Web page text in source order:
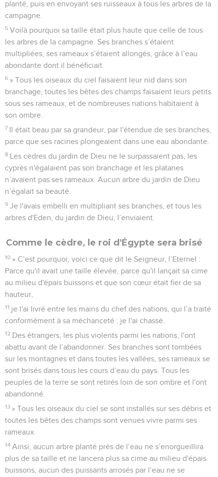
planté, puis en envoyant ses ruisseaux à tous les arbres de la
campagne.
5 Voilà pourquoi sa taille était plus haute que celle de tous
les arbres de la campagne. Ses branches s’étaient
multipliées, ses rameaux s’étaient allongés, grâce à l’eau
abondante dont il bénéficiait.
6 » Tous les oiseaux du ciel faisaient leur nid dans son
branchage, toutes les bêtes des champs faisaient leurs petits
sous ses rameaux, et de nombreuses nations habitaient à
son ombre.
7 Il était beau par sa grandeur, par l'étendue de ses branches,
parce que ses racines plongeaient dans une eau abondante.
8 Les cèdres du jardin de Dieu ne le surpassaient pas, les
cyprès n'égalaient pas son branchage et les platanes
n’avaient pas ses rameaux. Aucun arbre du jardin de Dieu
n’égalait sa beauté.
9 Je l'avais embelli en multipliant ses branches, et tous les
arbres d'Eden, du jardin de Dieu, l’enviaient.
Comme le cèdre, le roi d'Égypte sera brisé
10 » C’est pourquoi, voici ce que dit le Seigneur, l’Eternel :
Parce qu'il avait une taille élevée, parce qu'il lançait sa cime
au milieu d'épais buissons et que son cœur était fier de sa
hauteur,
11 je l'ai livré entre les mains du chef des nations, qui l’a traité
conformément à sa méchanceté : je l'ai chassé.
12 Des étrangers, les plus violents parmi les nations, l'ont
abattu avant de l’abandonner. Ses branches sont tombées
sur les montagnes et dans toutes les vallées, ses rameaux se
sont brisés dans tous les cours d’eau du pays. Tous les
peuples de la terre se sont retirés loin de son ombre et l'ont
abandonné.
13 » Tous les oiseaux du ciel se sont installés sur ses débris et
toutes les bêtes des champs sont venues vivre parmi ses
rameaux.
14 Ainsi, aucun arbre planté près de l’eau ne s’enorgueillira
plus de sa taille et ne lancera plus sa cime au milieu d'épais
buissons, aucun des puissants arrosés par l’eau ne se